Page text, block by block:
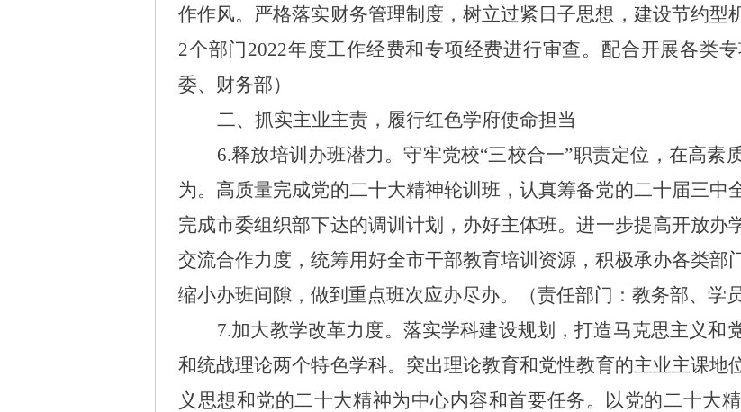
作作风。严格落实财务管理制度，树立过紧日子思想，建设节约型
2个部门2022年度工作经费和专项经费进行审查。配合开展各类
委、财务部）
二、抓实主业主责，履行红色学府使命担当
6.释放培训办班潜力。守牢党校“三校合一”职责定位，在高素
为。高质量完成党的二十大精神轮训班，认真筹备党的二十届三中
完成市委组织部下达的调训计划， 办好主体班。进一步提高开放办
交流合作力度，统筹用好全市干部教育培训资源，积极承办各类部
缩小办班间隙，做到重点班次应办尽办。
（责任部门：教务部、学
7.加大教学改革力度。 落实学科建设规划，打造马克思主义和
和统战理论两个特色学科。 突出理论教育和党性教育的主业主课地
义思想和党的二十大精神为中心内容和首要任务。以党的二十大